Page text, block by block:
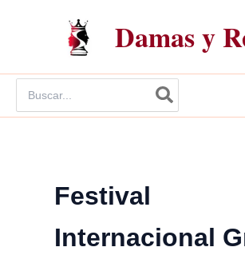
Damas y
por:
Festival
Internacional